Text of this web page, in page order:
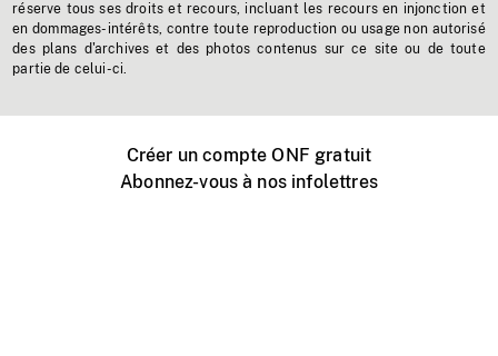
réserve tous ses droits et recours, incluant les recours en injonction et
en dommages-intérêts, contre toute reproduction ou usage non autorisé
des plans d'archives et des photos contenus sur ce site ou de toute
partie de celui-ci.
Créer un compte ONF gratuit
Abonnez-vous à nos infolettres